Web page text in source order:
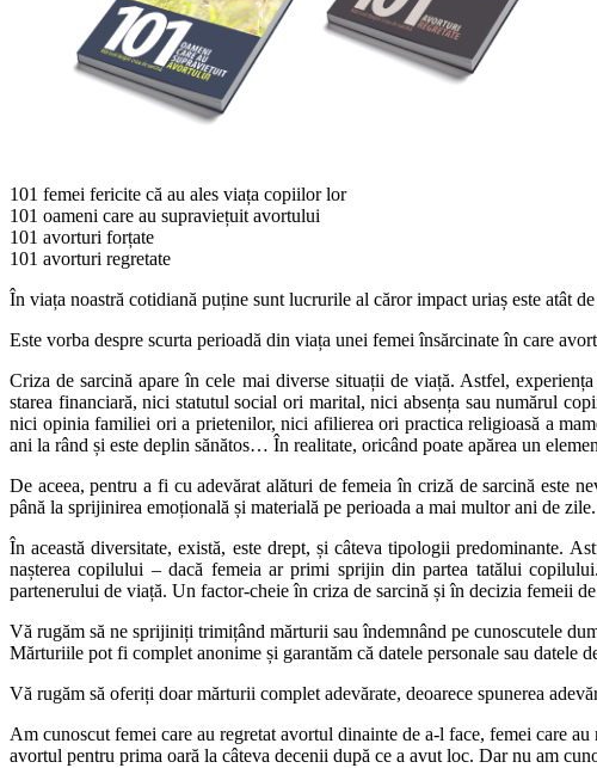
101 femei fericite că au ales viața copiilor lor
101 oameni care au supraviețuit avortului
101 avorturi forțate
101 avorturi regretate
În viața noastră cotidiană puține sunt lucrurile al căror impact uriaș este atât
Este vorba despre scurta perioadă din viața unei femei însărcinate în care
Criza de sarcină apare în cele mai diverse situații de viață. Astfel,
starea financiară, nici statutul social ori marital, nici absența sau numărul
nici opinia familiei ori a prietenilor, nici afilierea ori practica religioasă a
ani la rând și este deplin sănătos… În realitate, oricând poate apărea un
De aceea, pentru a fi cu adevărat alături de femeia în criză de sarcină este
până la sprijinirea emoțională și materială pe perioada a mai multor ani de zile.
În această diversitate, există, este drept, și câteva tipologii predominante.
nașterea copilului – dacă femeia ar primi sprijin din partea tatălui
partenerului de viață. Un factor-cheie în criza de sarcină și în decizia femeii
Vă rugăm să ne sprijiniți trimițând mărturii sau îndemnând pe cunoscutele
Mărturiile pot fi complet anonime și garantăm că datele personale sau datele
Vă rugăm să oferiți doar mărturii complet adevărate, deoarece spunerea
Am cunoscut femei care au regretat avortul dinainte de a-l face, femei care
avortul pentru prima oară la câteva decenii după ce a avut loc. Dar nu am